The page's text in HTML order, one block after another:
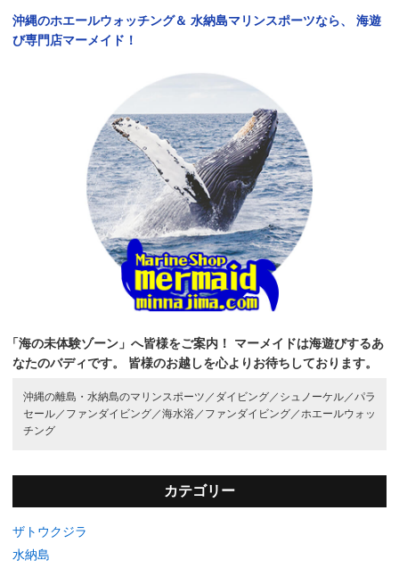
沖縄のホエールウォッチング＆ 水納島マリンスポーツなら、
海遊
び専門店マーメイド！
「海の未体験ゾーン」へ皆様をご案内！
マーメイドは海遊びするあ
なたのバディです。
皆様のお越しを心よりお待ちしております。
沖縄の離島・水納島のマリンスポーツ／ ダイビング／ シュノーケル／パラ
セール／ ファンダイビング／海水浴／ ファンダイビング／ホエールウォッ
チング
カテゴリー
ザトウクジラ
水納島